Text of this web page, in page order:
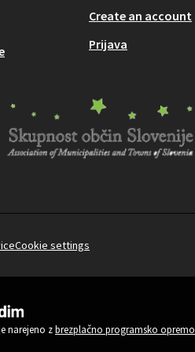
Create an account
Prijava
Cookie settings
narejeno zbrezplačno programsko opremo